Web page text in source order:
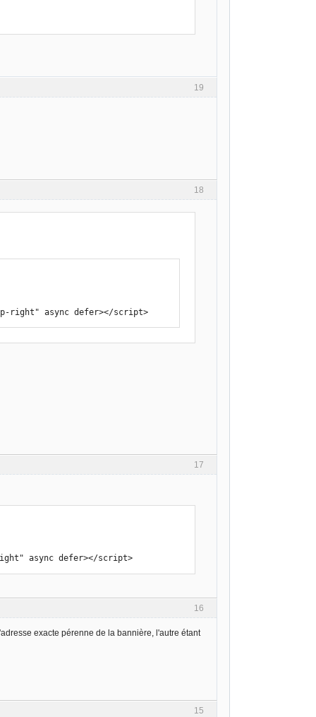
19
18
right" async defer></script>
17
async defer></script>
16
exacte pérenne de la bannière, l'autre étant
15